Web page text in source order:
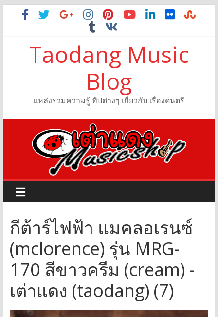
Taodang Music
Blog
แหล่งรวมความรู้ ทิปต่างๆ เกี่ยวกับ เรื่องดนตรี
กีต้าร์ไฟฟ้า แมคลอเรนซ์
(mclorence) รุ่น MRG-
170 สีขาวครีม (cream) -
เต่าแดง (taodang) (7)